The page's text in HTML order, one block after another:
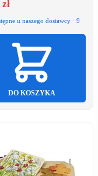
u naszego dostawcy · 9
DO KOSZYKA